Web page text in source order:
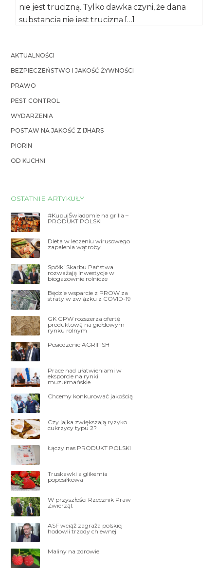
nie jest trucizną. Tylko dawka czyni, że dana
substancja nie jest trucizną […]
AKTUALNOŚCI
BEZPIECZEŃSTWO I JAKOŚĆ ŻYWNOŚCI
PRAWO
PEST CONTROL
WYDARZENIA
POSTAW NA JAKOŚĆ Z IJHARS
PIORIN
OD KUCHNI
OSTATNIE ARTYKUŁY
#KupujŚwiadomie na grilla –
PRODUKT POLSKI
Dieta w leczeniu wirusowego
zapalenia wątroby
Spółki Skarbu Państwa
rozważają inwestycje w
biogazownie rolnicze
Będzie wsparcie z PROW za
straty w związku z COVID-19
GK GPW rozszerza ofertę
produktową na giełdowym
rynku rolnym
Posiedzenie AGRIFISH
Prace nad ułatwieniami w
eksporcie na rynki
muzułmańskie
Chcemy konkurować jakością
Czy jajka zwiększają ryzyko
cukrzycy typu 2?
Łączy nas PRODUKT POLSKI
Truskawki a glikemia
poposiłkowa
W przyszłości Rzecznik Praw
Zwierząt
ASF wciąż zagraża polskiej
hodowli trzody chlewnej
Maliny na zdrowie